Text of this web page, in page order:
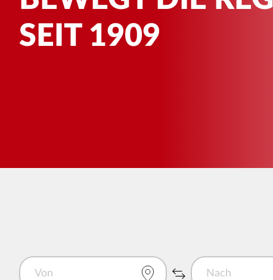
SEIT 1909
Von
Von und Nach
Nach